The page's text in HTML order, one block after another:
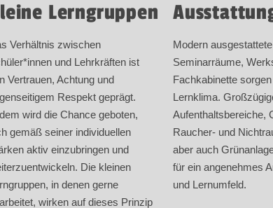
Lerngruppen
Verhältnis zwischen
und Lehrkräften ist
Vertrauen, Achtung und
Respekt geprägt.
wird die Chance geboten,
gemäß seiner individuellen
aktiv einzubringen und
Die kleinen
in denen gerne
wirken auf dieses Prinzip
Modern ausgestattete
Seminarräume,
Fachkabinette
Lernklima.
Aufenthaltsbereiche,
Raucher- und
aber auch
für ein angenehmes
und Lernumfeld.